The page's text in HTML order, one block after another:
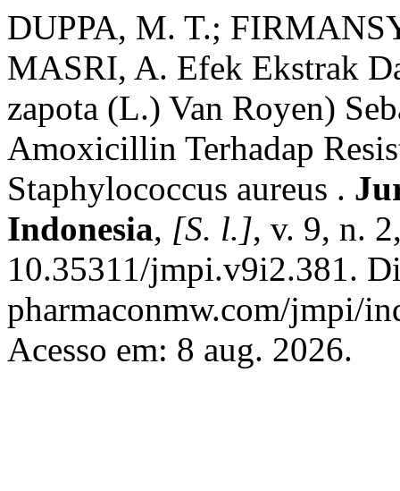
DUPPA, M. T.;
MASRI, A. Efek Ekstrak
zapota (L.) Van Royen)
Amoxicillin Terhadap
Staphylococcus aureus .
Indonesia, [S. l.], v. 9, n.
10.35311/jmpi.v9i2.381.
pharmaconmw.com/jmpi/
Acesso em: 8 aug. 2026.